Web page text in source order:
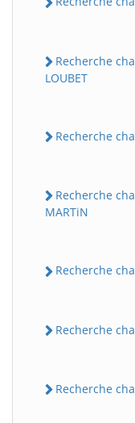
Recherche
LOUBET
Recherche
Recherche
MARTiN
Recherche
Recherche
Recherche